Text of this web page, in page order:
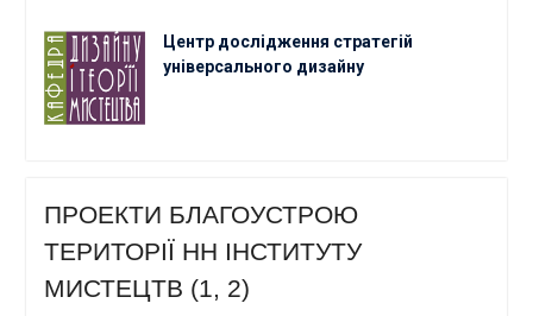
Центр дослідження стратегій
універсального дизайну
ПРОЕКТИ БЛАГОУСТРОЮ
ТЕРИТОРІЇ НН ІНСТИТУТУ
МИСТЕЦТВ (1, 2)